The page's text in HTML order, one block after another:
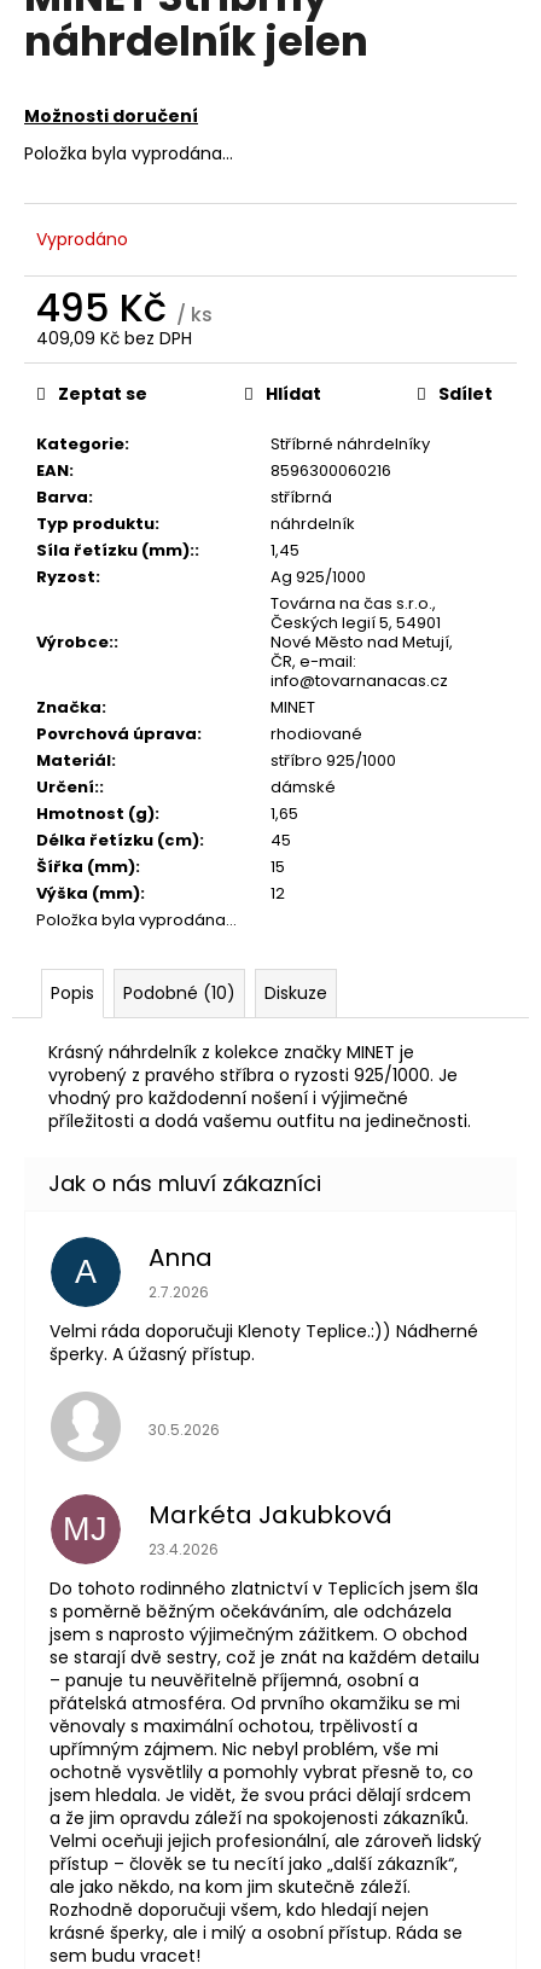
náhrdelník jelen
Možnosti doručení
Položka byla vyprodána…
Vyprodáno
495 Kč / ks
409,09 Kč bez DPH
Měrná
cena:
Kategorie:
Stříbrné náhrdelníky
EAN:
8596300060216
Barva:
stříbrná
Typ produktu:
náhrdelník
Síla řetízku (mm)::
1,45
Ryzost: Ag 925/1000
Výrobce::
Továrna na čas s.r.o.,
Českých legií 5, 54901
Nové Město nad Metují,
ČR, e-mail:
info@tovarnanacas.cz
Značka:
MINET
Povrchová úprava:
rhodiované
Materiál:
stříbro 925/1000
Určení::
dámské
Hmotnost (g):
1,65
Délka řetízku (cm):
45
Šířka (mm):
15
Výška (mm):
12
Položka byla vyprodána…
Zeptat se Hlídat Sdílet
Popis Podobné (10) Diskuze
Krásný náhrdelník z kolekce značky MINET je
vyrobený z pravého stříbra o ryzosti 925/1000. Je
vhodný pro každodenní nošení i výjimečné
příležitosti a dodá vašemu outfitu na jedinečnosti.
A Anna
Hodnocení obchodu je 5 z 5 hvězdiček.
2.7.2026
Velmi ráda doporučuji Klenoty Teplice.:)) Nádherné
šperky. A úžasný přístup.
Hodnocení obchodu je 5 z 5 hvězdiček.
30.5.2026
MJ Markéta Jakubková
Hodnocení obchodu je 5 z 5 hvězdiček.
23.4.2026
Do tohoto rodinného zlatnictví v Teplicích jsem šla
s poměrně běžným očekáváním, ale odcházela
jsem s naprosto výjimečným zážitkem. O obchod
se starají dvě sestry, což je znát na každém detailu
– panuje tu neuvěřitelně příjemná, osobní a
přátelská atmosféra. Od prvního okamžiku se mi
věnovaly s maximální ochotou, trpělivostí a
upřímným zájmem. Nic nebyl problém, vše mi
ochotně vysvětlily a pomohly vybrat přesně to, co
jsem hledala. Je vidět, že svou práci dělají srdcem
a že jim opravdu záleží na spokojenosti zákazníků.
Velmi oceňuji jejich profesionální, ale zároveň lidský
přístup – člověk se tu necítí jako „další zákazník“,
ale jako někdo, na kom jim skutečně záleží.
Rozhodně doporučuji všem, kdo hledají nejen
krásné šperky, ale i milý a osobní přístup. Ráda se
sem budu vracet!
a
j
t
?
HLEDAT
D
p
o
u
č
u
m